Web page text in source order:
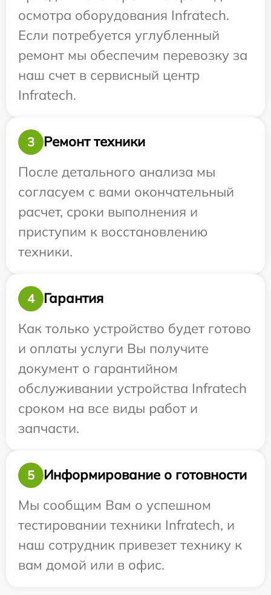
осмотра оборудования Infratech.
Если потребуется углубленный
ремонт мы обеспечим перевозку за
наш счет в сервисный центр
Infratech.
3
Ремонт техники
После детального анализа мы
согласуем с вами окончательный
расчет, сроки выполнения и
приступим к восстановлению
техники.
4
Гарантия
Как только устройство будет готово
и оплаты услуги Вы получите
документ о гарантийном
обслуживании устройства Infratech
сроком на все виды работ и
запчасти.
5
Информирование о готовности
Мы сообщим Вам о успешном
тестировании техники Infratech, и
наш сотрудник привезет технику к
вам домой или в офис.